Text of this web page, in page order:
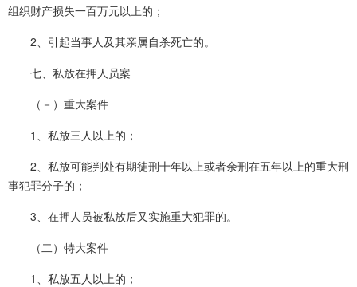
组织财产损失一百万元以上的；
2、引起当事人及其亲属自杀死亡的。
七、私放在押人员案
（－）重大案件
1、私放三人以上的；
2、私放可能判处有期徒刑十年以上或者余刑在五年以上的重大刑
事犯罪分子的；
3、在押人员被私放后又实施重大犯罪的。
（二）特大案件
1、私放五人以上的；